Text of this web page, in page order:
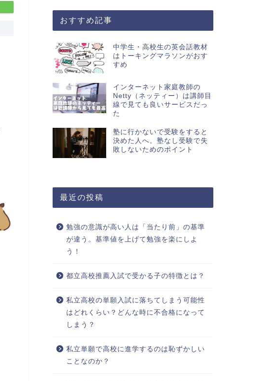
おすすめ記事
中学生・高校生の英会話教材
はトーキングマラソンがおす
すめ
インターネット家庭教師の
Netty（ネッティー）は講師目
線で見ても良いサービスだっ
た
塾に行かないで受験をすると
決めた人へ。塾なし受験で失
敗しないためのポイント
最近の投稿
勉強の意識が高い人は「当たり前」の基準
が違う。基準値を上げて勉強を楽にしよ
う！
都立高校推薦入試で受かる子の特徴とは？
私立高校の単願入試に落ちてしまう可能性
はどれくらい？どんな時に不合格になって
しまう？
私立単願で高校に進学するのは恥ずかしい
ことなのか？